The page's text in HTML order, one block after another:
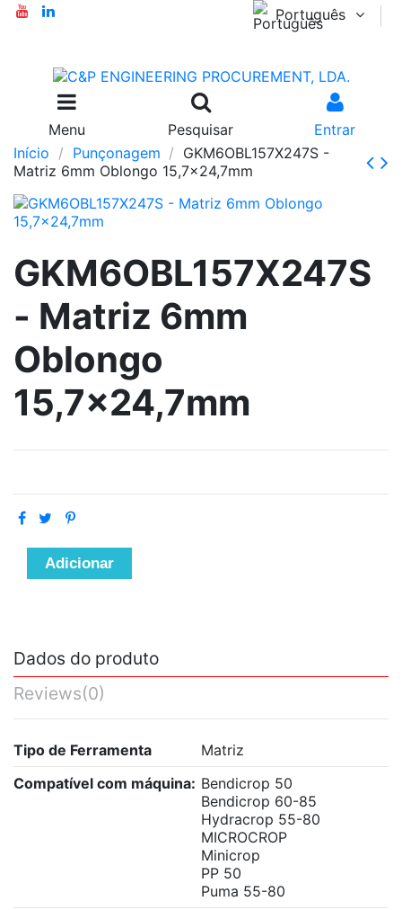
Português
Menu Pesquisar
Entrar
Início
Punçonagem
GKM6OBL157X247S -
Matriz 6mm Oblongo 15,7x24,7mm
GKM6OBL157X247S
- Matriz 6mm
Oblongo
15,7x24,7mm
Adicionar
Dados do produto
Reviews(0)
Tipo de Ferramenta
Matriz
Compatível com máquina: Bendicrop 50
Bendicrop 60-85
Hydracrop 55-80
MICROCROP
Minicrop
PP 50
Puma 55-80